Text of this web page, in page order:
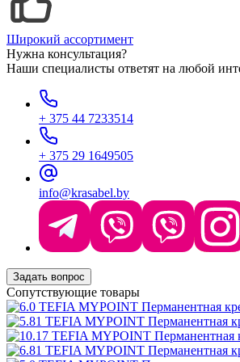
Широкий ассортимент
Нужна консультация?
Наши специалисты ответят на любой
+ 375 44 7233514
+ 375 29 1649505
info@krasabel.by
Задать вопрос
Сопутствующие товары